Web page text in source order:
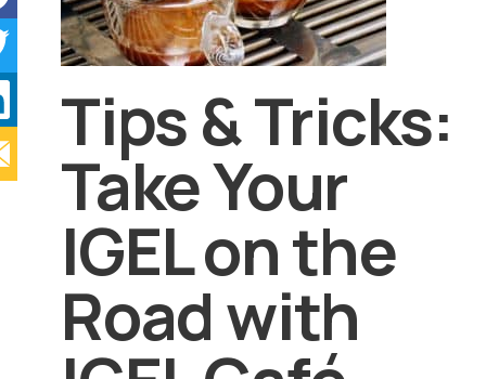
Tips & Tricks:
Take Your
IGEL on the
Road with